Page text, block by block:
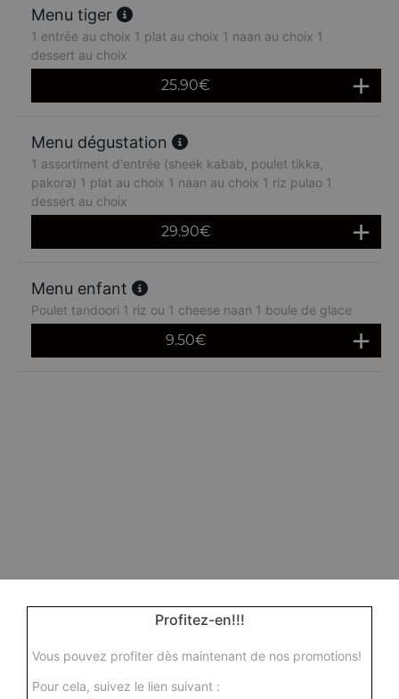
Menu tiger
1 entrée au choix 1 plat au choix 1 naan au choix 1
dessert au choix
25.90€
Menu dégustation
1 assortiment d'entrée (sheek kabab, poulet tikka,
pakora) 1 plat au choix 1 naan au choix 1 riz pulao 1
dessert au choix
29.90€
Menu enfant
Poulet tandoori 1 riz ou 1 cheese naan 1 boule de glace
9.50€
Profitez-en!!!
Vous pouvez profiter dès maintenant de nos promotions!
Pour cela, suivez le lien suivant :